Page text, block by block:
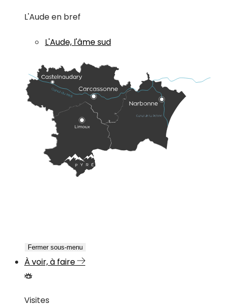
L'Aude en bref
L'Aude, l'âme sud
Fermer sous-menu
À voir, à faire
Visites